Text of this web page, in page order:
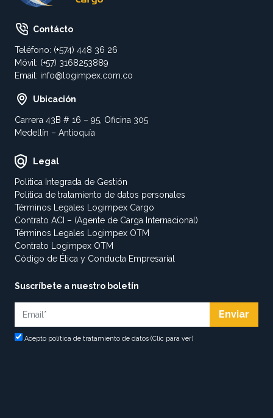
Contácto
Teléfono: (+574) 448 36 26
Móvil: (+57) 3168253889
Email: info@logimpex.com.co
Ubicación
Carrera 43B # 16 – 95, Oficina 305
Medellín – Antioquía
Legal
Política Integrada de Gestión
Política de tratamiento de datos personales
Términos Legales Logimpex Cargo
Contrato ACI – (Agente de Carga Internacional)
Términos Legales Logimpex OTM
Contrato Logimpex OTM
Código de Ética y Conducta Empresarial
Suscríbete a nuestro boletín
Acepto política de tratamiento de datos (Clic para ver)